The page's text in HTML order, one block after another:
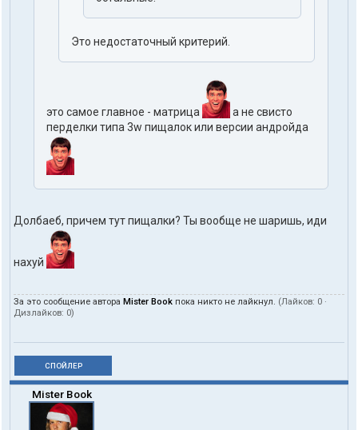
Это недостаточный критерий.
это самое главное - матрица
а не свисто
перделки типа 3w пищалок или версии андройда
Долбаеб, причем тут пищалки? Ты вообще не шаришь, иди
нахуй
За это сообщение автора Mister Book пока никто не лайкнул. (Лайков: 0 ·
Дизлайков: 0)
СПОЙЛЕР
Mister Book